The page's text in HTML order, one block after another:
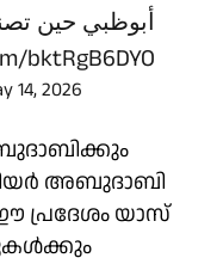
أبوظبي حين
bktRgB6DYO
14, 2026
അബുദാബി
ഈ പ്രദേശം യാസ്